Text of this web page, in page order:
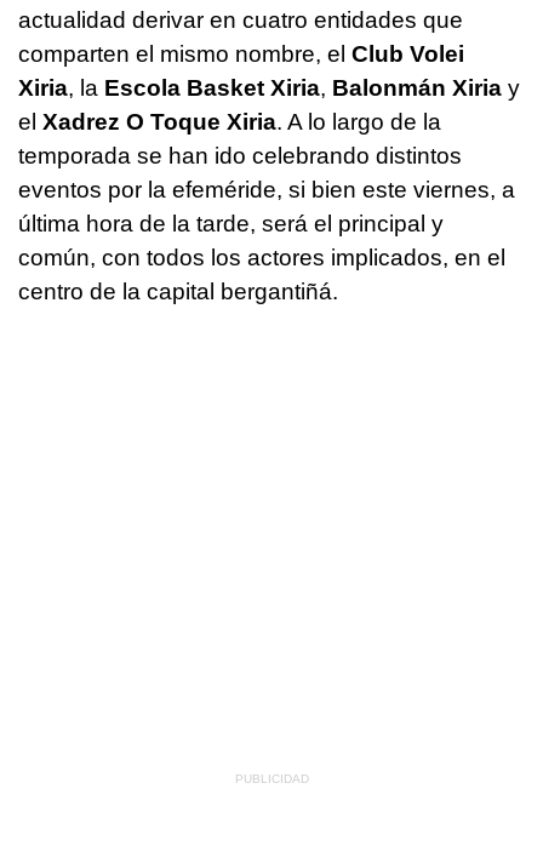
actualidad derivar en cuatro entidades que
comparten el mismo nombre, el Club Volei
Xiria, la Escola Basket Xiria, Balonmán Xiria y
el Xadrez O Toque Xiria. A lo largo de la
temporada se han ido celebrando distintos
eventos por la efeméride, si bien este viernes, a
última hora de la tarde, será el principal y
común, con todos los actores implicados, en el
centro de la capital bergantiñá.